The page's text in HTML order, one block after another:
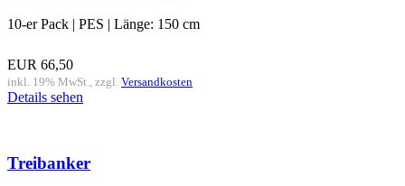
10-er Pack | PES | Länge: 150 cm
EUR 66,50
inkl. 19% MwSt., zzgl. Versandkosten
Details sehen
Treibanker